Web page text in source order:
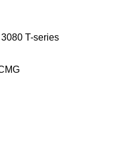
3080 T-series